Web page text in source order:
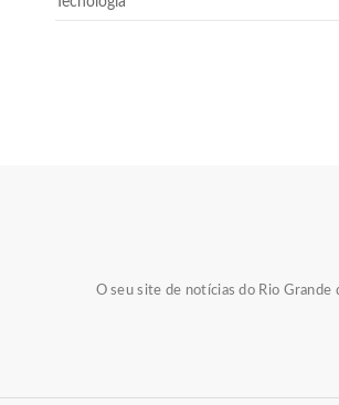
O seu site de notícias do Rio Grande